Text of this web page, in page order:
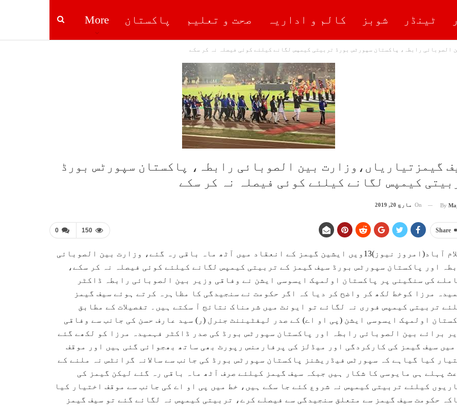
ٹینڈر شوبز کالم و اداریہ صحت و تعلیم پاکستان More
الصوبائی رابطہ، پاکستان سپورٹس بورڈ تربیتی کیمپس لگانے کیلئے کوئی فیصلہ نہ کر سکے
گیمزتیاریاں،وزارت بین الصوبائی رابطہ، پاکستان سپورٹس بورڈ
کیمپس لگانے کیلئے کوئی فیصلہ نہ کر سکے
By
On مارچ 20, 2019
0 150 Share
اسلام آباد(امروز نیوز)13ویں ایشین گیمز کے انعقاد میں آٹھ ماہ باقی رہ گئے، وزارت بین الصوبائی
اور پاکستان سپورٹس بورڈ سیف گیمز کے تربیتی کیمپس لگانے کیلئے کوئی فیصلہ نہ کر سکے،
کی سنگینی پر پاکستان اولمپک ایسوسی ایشن نے وفاقی وزیر بین الصوبائی رابطہ ڈاکٹر
مرزا کوخط لکھ کر واضح کر دیا کہ اگر حکومت نے سنجیدگی کا مظاہرہ کرتے ہوئے سیف گیمز
تربیتی کیمپس فوری نہ لگائے تو ایونٹ میں شرمناک نتائج آ سکتے ہیں۔ تفصیلات کے مطابق
اولمپک ایسوسی ایشن (پی او اے) کے صدر لیفٹیننٹ جنرل (ر) سید عارف حسن کی جانب سے وفاقی
برائے بین الصوبائی رابطہ اور پاکستان سپورٹس بورڈ کی صدر ڈاکٹر فہمیدہ مرزا کو لکھے گئے
میں سیف گیمز کی کارکردگی اور میڈلز کی پرفارمنس رپورٹ بھی ساتھ بھجوائی گئی ہیں اور موقف
کیا گیاہے کہ سپورٹس فیڈریشنز پاکستان سپورٹس بورڈ کی جانب سے سالانہ گرانٹس نہ ملنے کے
پہلے ہی مایوسی کا شکار ہیں جبکہ سیف گیمز کیلئے صرف آٹھ ماہ باقی رہ گئے لیکن گیمز کی
کیلئے تربیتی کیمپس نہ شروع کئے جا سکے ہیں، خط میں پی او اے کی جانب سے موقف اختیار کیا
حکومت سیف گیمز سے متعلق سنجیدگی سے فیصلے کرے، تربیتی کیمپس نہ لگائے گئے تو سیف گیمز